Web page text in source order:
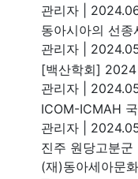
관리자
동아시아의 선
관리자
[백산학회]
관리자
ICOM-ICMAH
관리자
진주 원당고분
(재)동아세아문